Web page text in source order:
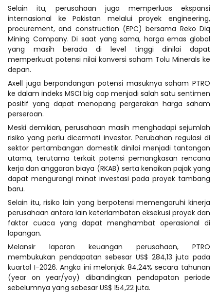
Selain itu, perusahaan juga memperluas ekspansi
internasional ke Pakistan melalui proyek engineering,
procurement, and construction (EPC) bersama Reko Diq
Mining Company. Di saat yang sama, harga emas global
yang masih berada di level tinggi dinilai dapat
memperkuat potensi nilai konversi saham Tolu Minerals ke
depan.
Axell juga berpandangan potensi masuknya saham PTRO
ke dalam indeks MSCI big cap menjadi salah satu sentimen
positif yang dapat menopang pergerakan harga saham
perseroan.
Meski demikian, perusahaan masih menghadapi sejumlah
risiko yang perlu dicermati investor. Perubahan regulasi di
sektor pertambangan domestik dinilai menjadi tantangan
utama, terutama terkait potensi pemangkasan rencana
kerja dan anggaran biaya (RKAB) serta kenaikan pajak yang
dapat mengurangi minat investasi pada proyek tambang
baru.
Selain itu, risiko lain yang berpotensi memengaruhi kinerja
perusahaan antara lain keterlambatan eksekusi proyek dan
faktor cuaca yang dapat menghambat operasional di
lapangan.
Melansir laporan keuangan perusahaan, PTRO
membukukan pendapatan sebesar US$ 284,13 juta pada
kuartal I-2026. Angka ini melonjak 84,24% secara tahunan
(year on year/yoy) dibandingkan pendapatan periode
sebelumnya yang sebesar US$ 154,22 juta.